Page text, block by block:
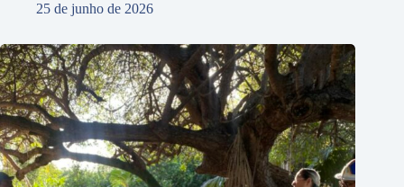
25 de junho de 2026